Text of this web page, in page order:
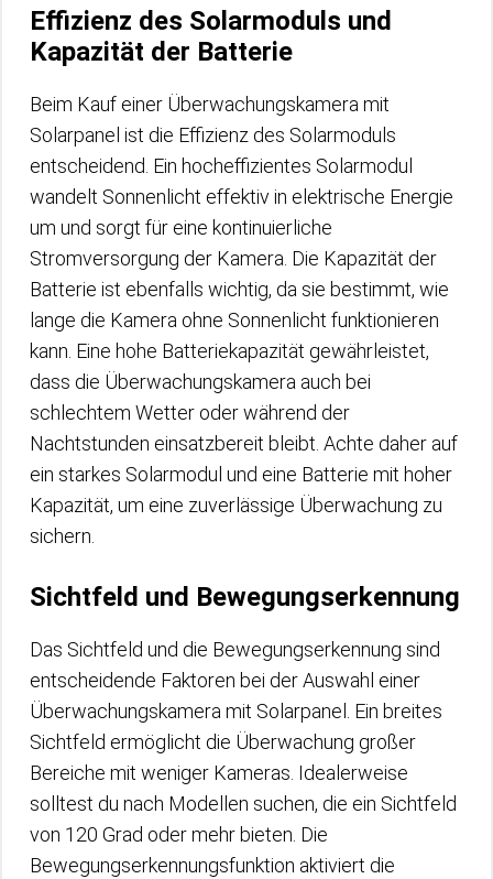
Effizienz des Solarmoduls und
Kapazität der Batterie
Beim Kauf einer Überwachungskamera mit
Solarpanel ist die Effizienz des Solarmoduls
entscheidend. Ein hocheffizientes Solarmodul
wandelt Sonnenlicht effektiv in elektrische Energie
um und sorgt für eine kontinuierliche
Stromversorgung der Kamera. Die Kapazität der
Batterie ist ebenfalls wichtig, da sie bestimmt, wie
lange die Kamera ohne Sonnenlicht funktionieren
kann. Eine hohe Batteriekapazität gewährleistet,
dass die Überwachungskamera auch bei
schlechtem Wetter oder während der
Nachtstunden einsatzbereit bleibt. Achte daher auf
ein starkes Solarmodul und eine Batterie mit hoher
Kapazität, um eine zuverlässige Überwachung zu
sichern.
Sichtfeld und Bewegungserkennung
Das Sichtfeld und die Bewegungserkennung sind
entscheidende Faktoren bei der Auswahl einer
Überwachungskamera mit Solarpanel. Ein breites
Sichtfeld ermöglicht die Überwachung großer
Bereiche mit weniger Kameras. Idealerweise
solltest du nach Modellen suchen, die ein Sichtfeld
von 120 Grad oder mehr bieten. Die
Bewegungserkennungsfunktion aktiviert die